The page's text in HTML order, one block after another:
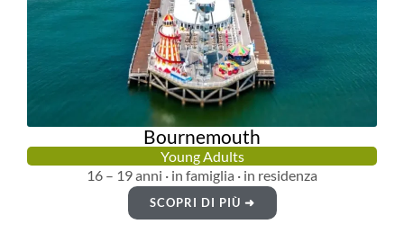
Bournemouth
Young Adults
16 – 19 anni · in famiglia · in residenza
SCOPRI DI PIÙ ➜